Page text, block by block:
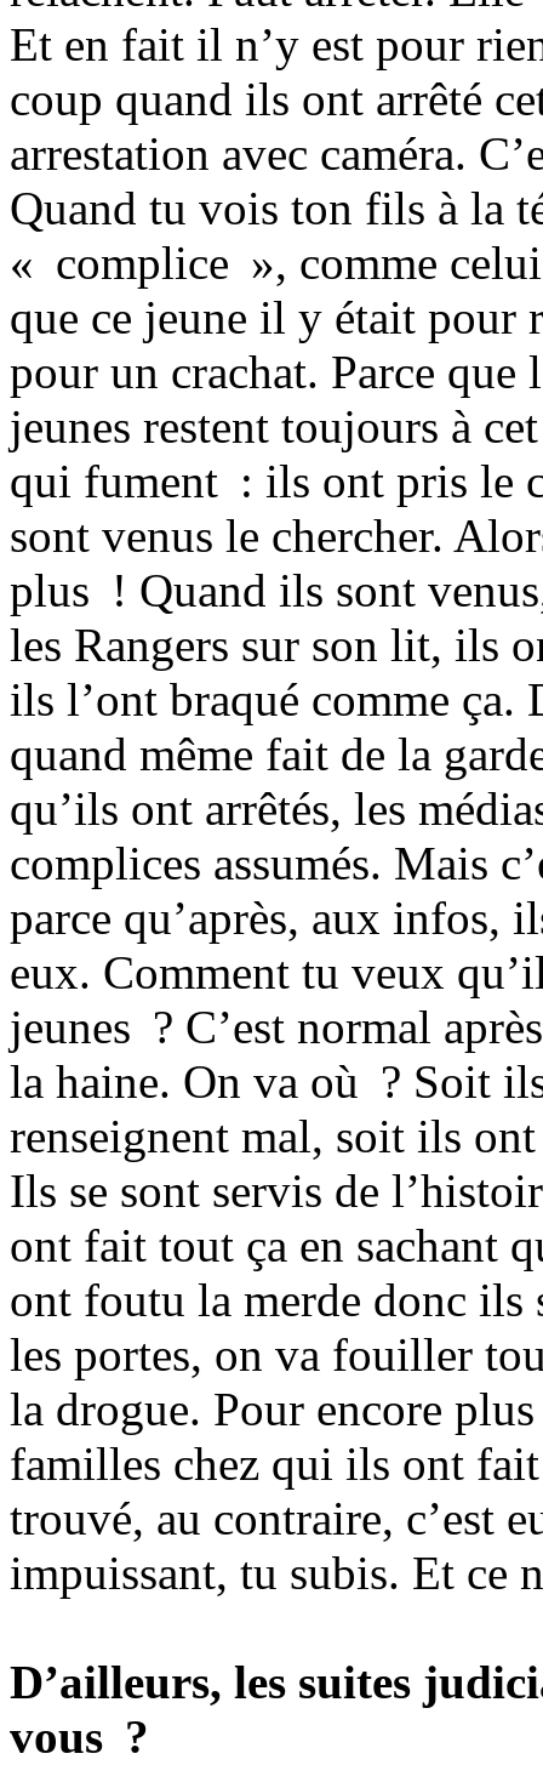
Et en fait il n’y est pour
coup quand ils ont arrêté
arrestation avec caméra.
Quand tu vois ton fils à la
« complice », comme
que ce jeune il y était pour
pour un crachat. Parce
jeunes restent toujours à
qui fument : ils ont pris le
sont venus le chercher.
plus ! Quand ils sont
les Rangers sur son lit, ils
ils l’ont braqué comme ça.
quand même fait de la
qu’ils ont arrêtés, les
complices assumés. Mais
parce qu’après, aux infos,
eux. Comment tu veux
jeunes ? C’est normal
la haine. On va où ? Soit
renseignent mal, soit ils
Ils se sont servis de
ont fait tout ça en sachant
ont foutu la merde donc
les portes, on va fouiller
la drogue. Pour encore
familles chez qui ils ont
trouvé, au contraire, c’est
impuissant, tu subis. Et ce
D’ailleurs, les suites
vous ?